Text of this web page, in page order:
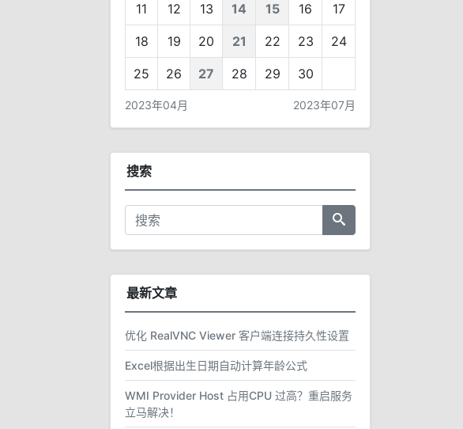
11 12 13 14 15 16 17
18 19 20 21 22 23 24
25 26 27 28 29 30
2023年04月 2023年07月
搜索
最新文章
优化 RealVNC Viewer 客户端连接持久性设置
Excel根据出生日期自动计算年龄公式
WMI Provider Host 占用CPU 过高？重启服务
立马解决！